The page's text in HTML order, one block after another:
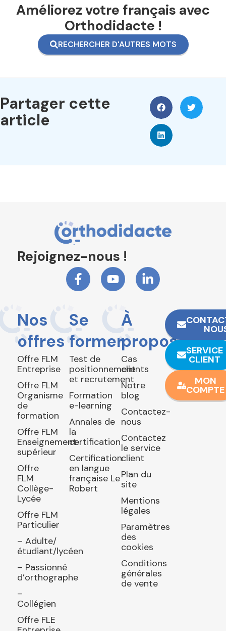
Améliorez votre français avec
Orthodidacte !
RECHERCHER D'AUTRES MOTS
Partager cette
article
Rejoignez-nous !
Nos
offres
Offre FLM
Entreprise
Offre FLM
Organisme
de
formation
Offre FLM
Enseignement
supérieur
Offre
FLM
Collège-
Lycée
Offre FLM
Particulier
– Adulte/
étudiant/lycéen
– Passionné
d’orthographe
–
Collégien
Offre FLE
Se
former
Test de
positionnement
et recrutement
Formation
e-learning
Annales de
la
certification
Certification
en langue
française Le
Robert
À
propos
Cas
clients
Notre
blog
Contactez-
nous
Contactez
le service
client
Plan du
site
Mentions
légales
Paramètres
des
cookies
Conditions
générales
de vente
SERVICE
CLIENT
MON
COMPTE